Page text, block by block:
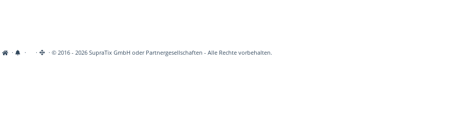
· · · · © 2016 - 2026 SupraTix GmbH oder Partnergesellschaften - Alle Rechte vorbehalten.